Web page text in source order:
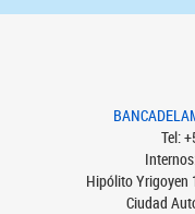
Tel:
Hipólito Yrigoyen
Ciudad